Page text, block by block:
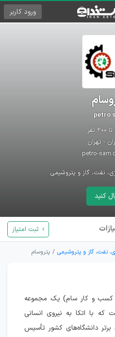
ورود کاربر
petro
- تهران
نفت، گاز و پتروشیمی
کنید
ثبت امتیاز
نفت، گاز و پتروشیمی پتروسام
کسب و کار سام) یک مجموعه
با اتکا به نیروی انسانی
دانشگاه‌های کشور تأسیس